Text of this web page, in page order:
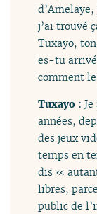
j’ai trouvé
Tuxayo,
es-tu
comment
Tuxayo :
années,
des jeux
temps en
dis «
libres,
public de